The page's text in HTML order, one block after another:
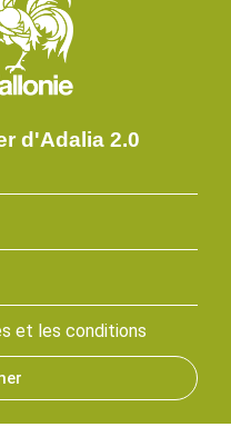
d'Adalia 2.0
et les conditions